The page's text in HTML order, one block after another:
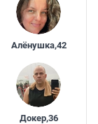
Алёнушка,42
Докер,36